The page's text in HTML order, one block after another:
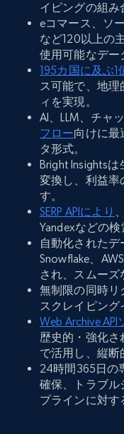
イピングの組み
eコマース、ソ
など120以上の
使用可能なデー
195カ国に及ぶ
ス可能で、地
ィを実現。
AI、LLM、チャ
フロー向けに最
タ形式。
Bright Insights
変換し、利益率
す。
SERP APIにより
Yandexなどの
自動化されたデ
Snowflake、
され、スムーズ
無制限の同時リ
スクレイピング
Web Archive
歴史的・強化
で活用し、縦断
24時間365日の
確保、トラブル
プラインに対す